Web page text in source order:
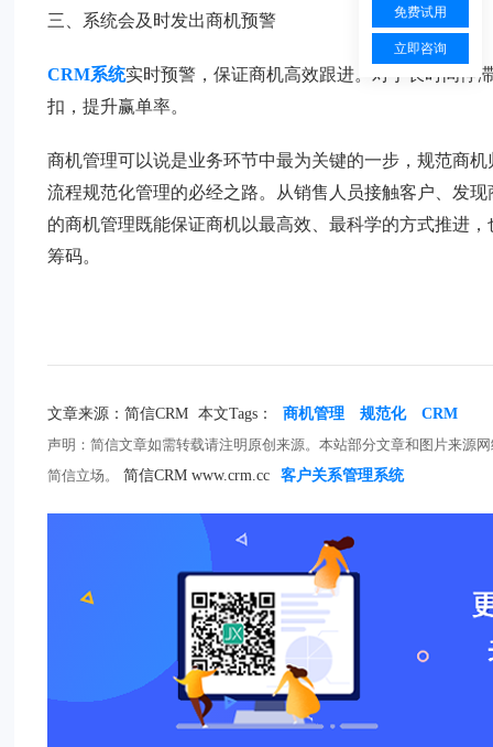
三、系统会及时发出商机预警
CRM系统实时预警，保证商机高效跟进。对于长时间停
扣，提升赢单率。
商机管理可以说是业务环节中最为关键的一步，规范商
流程规范化管理的必经之路。从销售人员接触客户、发
的商机管理既能保证商机以最高效、最科学的方式推进
筹码。
文章来源：简信CRM 本文Tags： 商机管理 规范化
CRM
声明：简信文章如需转载请注明原创来源。本站部分文章和图片来源
简信立场。
简信CRM www.crm.cc 客户关系管理系统
免费试用
立即咨询